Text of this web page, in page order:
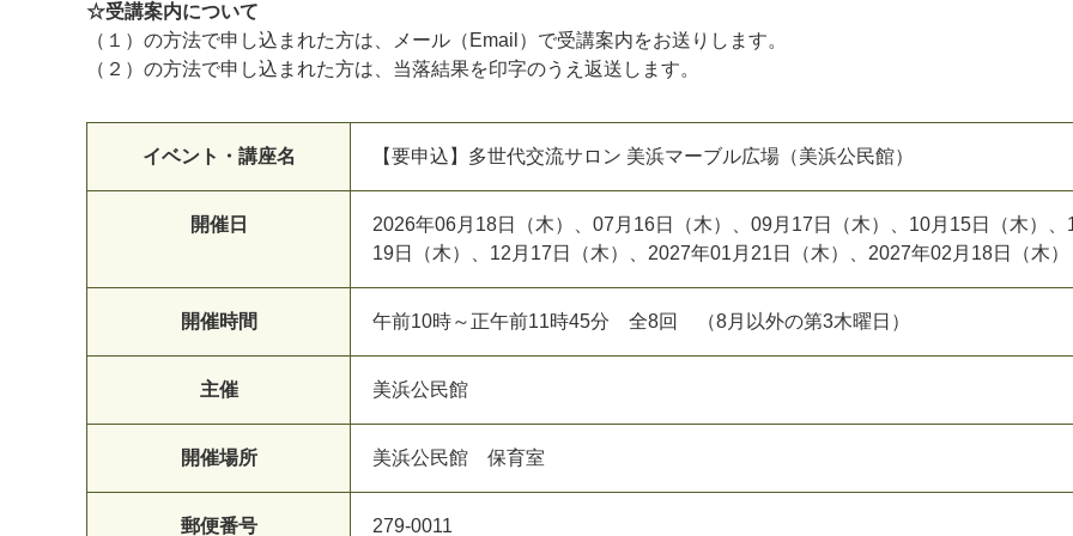
☆受講案内について
（１）の方法で申し込まれた方は、メール（Email）で受講案内をお送りします。
（２）の方法で申し込まれた方は、当落結果を印字のうえ返送します。
イベント・講座名 【要申込】多世代交流サロン 美浜マーブル広場（美浜公民館）
開催日
2026年06月18日（木）、07月16日（木）、09月17日（木）、10月15日（木）、
19日（木）、12月17日（木）、2027年01月21日（木）、2027年02月18日（木）
開催時間 午前10時～正午前11時45分 全8回 （8月以外の第3木曜日）
主催 美浜公民館
開催場所 美浜公民館 保育室
郵便番号 279-0011